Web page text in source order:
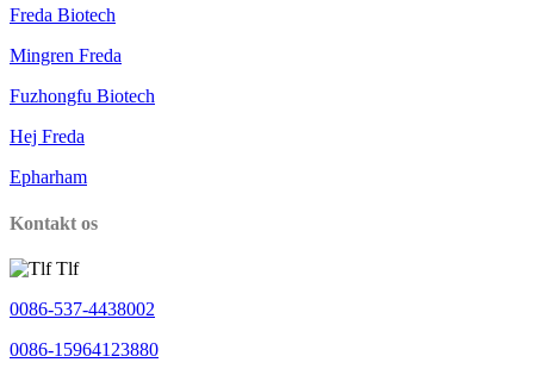
Freda Biotech
Mingren Freda
Fuzhongfu Biotech
Hej Freda
Epharham
Kontakt os
Tlf
0086-537-4438002
0086-15964123880